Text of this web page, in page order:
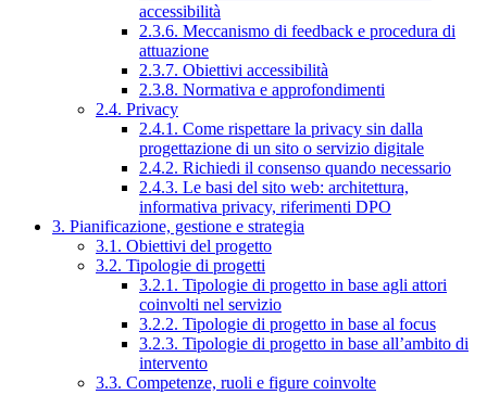
accessibilità
2.3.6. Meccanismo di feedback e procedura di
attuazione
2.3.7. Obiettivi accessibilità
2.3.8. Normativa e approfondimenti
2.4. Privacy
2.4.1. Come rispettare la privacy sin dalla
progettazione di un sito o servizio digitale
2.4.2. Richiedi il consenso quando necessario
2.4.3. Le basi del sito web: architettura,
informativa privacy, riferimenti DPO
3. Pianificazione, gestione e strategia
3.1. Obiettivi del progetto
3.2. Tipologie di progetti
3.2.1. Tipologie di progetto in base agli attori
coinvolti nel servizio
3.2.2. Tipologie di progetto in base al focus
3.2.3. Tipologie di progetto in base all’ambito di
intervento
3.3. Competenze, ruoli e figure coinvolte